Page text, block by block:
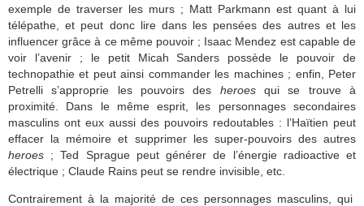
exemple de traverser les murs ; Matt Parkmann est quant à lui
télépathe, et peut donc lire dans les pensées des autres et les
influencer grâce à ce même pouvoir ; Isaac Mendez est capable de
voir l’avenir ; le petit Micah Sanders possède le pouvoir de
technopathie et peut ainsi commander les machines ; enfin, Peter
Petrelli s’approprie les pouvoirs des heroesqui se trouve à
proximité. Dans le même esprit, les personnages secondaires
masculins ont eux aussi des pouvoirs redoutables : l’Haïtien peut
effacer la mémoire et supprimer les super-pouvoirs des autres
heroes ; Ted Sprague peut générer de l’énergie radioactive et
électrique ; Claude Rains peut se rendre invisible, etc.
Contrairement à la majorité de ces personnages masculins, qui